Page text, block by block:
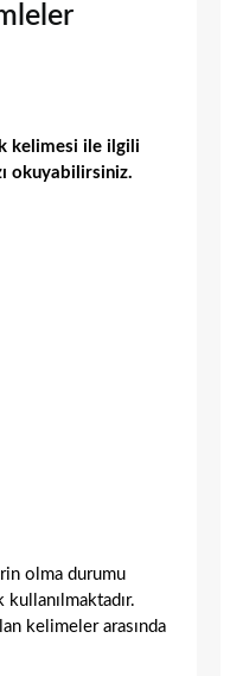
kelimesi ile ilgili
okuyabilirsiniz.
olma durumu
kelimeler arasında